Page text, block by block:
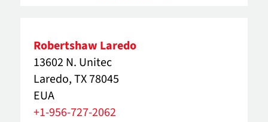
Robertshaw Laredo
13602 N. Unitec
Laredo, TX 78045
EUA
+1-956-727-2062